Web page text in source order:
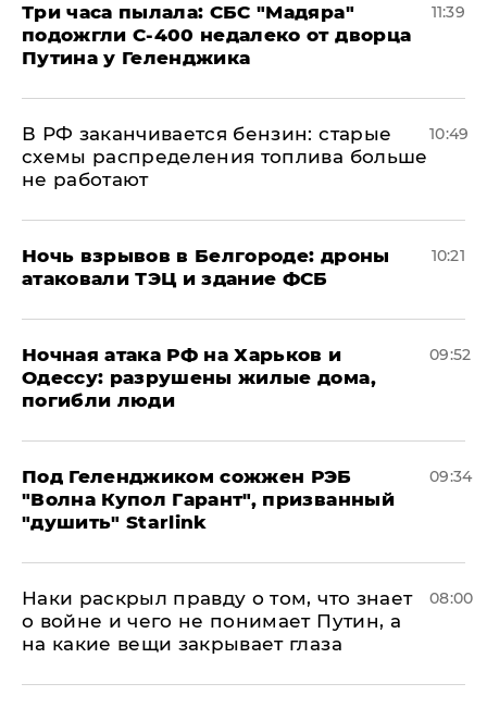
Три часа пылала: СБС "Мадяра"
подожгли С-400 недалеко от дворца
Путина у Геленджика
11:39
​В РФ заканчивается бензин: старые
схемы распределения топлива больше
не работают
10:49
​Ночь взрывов в Белгороде: дроны
атаковали ТЭЦ и здание ФСБ
10:21
​Ночная атака РФ на Харьков и
Одессу: разрушены жилые дома,
погибли люди
09:52
Под Геленджиком сожжен РЭБ
"Волна Купол Гарант", призванный
"душить" Starlink
09:34
Наки раскрыл правду о том, что знает
о войне и чего не понимает Путин, а
на какие вещи закрывает глаза
08:00